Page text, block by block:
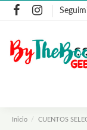
Inicio CUENTOS